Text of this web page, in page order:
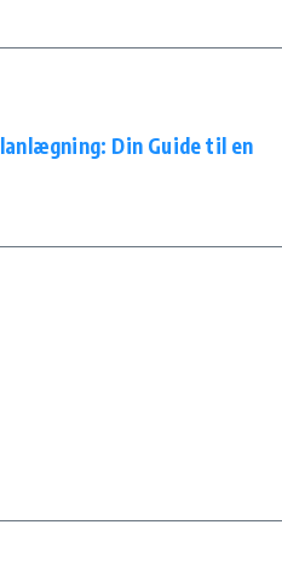
Din Guide til en